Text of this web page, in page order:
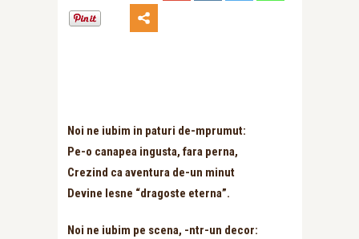
Noi ne iubim in paturi de-mprumut:
Pe-o canapea ingusta, fara perna,
Crezind ca aventura de-un minut
Devine lesne “dragoste eterna”.
Noi ne iubim pe scena, -ntr-un decor: